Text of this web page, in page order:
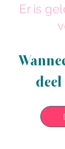
Er is